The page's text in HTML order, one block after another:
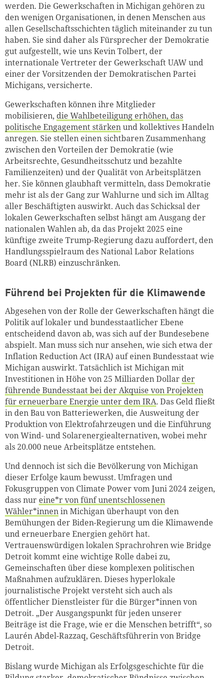
werden. Die Gewerkschaften in Michigan gehören zu
den wenigen Organisationen, in denen Menschen aus
allen Gesellschaftsschichten täglich miteinander zu tun
haben. Sie sind daher als Fürsprecher der Demokratie
gut aufgestellt, wie uns Kevin Tolbert, der
internationale Vertreter der Gewerkschaft UAW und
einer der Vorsitzenden der Demokratischen Partei
Michigans, versicherte.
Gewerkschaften können ihre Mitglieder
mobilisieren, die Wahlbeteiligung erhöhen, das
politische Engagement stärkenund kollektives Handeln
anregen. Sie stellen einen sichtbaren Zusammenhang
zwischen den Vorteilen der Demokratie (wie
Arbeitsrechte, Gesundheitsschutz und bezahlte
Familienzeiten) und der Qualität von Arbeitsplätzen
her. Sie können glaubhaft vermitteln, dass Demokratie
mehr ist als der Gang zur Wahlurne und sich im Alltag
aller Beschäftigten auswirkt. Auch das Schicksal der
lokalen Gewerkschaften selbst hängt am Ausgang der
nationalen Wahlen ab, da das Projekt 2025 eine
künftige zweite Trump-Regierung dazu auffordert, den
Handlungsspielraum des National Labor Relations
Board (NLRB) einzuschränken.
Führend bei Projekten für die Klimawende
Abgesehen von der Rolle der Gewerkschaften hängt die
Politik auf lokaler und bundesstaatlicher Ebene
entscheidend davon ab, was sich auf der Bundesebene
abspielt. Man muss sich nur ansehen, wie sich etwa der
Inflation Reduction Act (IRA) auf einen Bundesstaat wie
Michigan auswirkt. Tatsächlich ist Michigan mit
Investitionen in Höhe von 25 Milliarden Dollar der
führende Bundesstaat bei der Akquise von Projekten
für erneuerbare Energie unter dem IRA. Das Geld fließt
in den Bau von Batteriewerken, die Ausweitung der
Produktion von Elektrofahrzeugen und die Einführung
von Wind- und Solarenergiealternativen, wobei mehr
als 20.000 neue Arbeitsplätze entstehen.
Und dennoch ist sich die Bevölkerung von Michigan
dieser Erfolge kaum bewusst. Umfragen und
Fokusgruppen von Climate Power vom Juni 2024 zeigen,
dass nur eine*r von fünf unentschlossenen
Wähler*innenin Michigan überhaupt von den
Bemühungen der Biden-Regierung um die Klimawende
und erneuerbare Energien gehört hat.
Vertrauenswürdigen lokalen Sprachrohren wie Bridge
Detroit kommt eine wichtige Rolle dabei zu,
Gemeinschaften über diese komplexen politischen
Maßnahmen aufzuklären. Dieses hyperlokale
journalistische Projekt versteht sich auch als
öffentlicher Dienstleister für die Bürger*innen von
Detroit. „Der Ausgangspunkt für jeden unserer
Beiträge ist die Frage, wie er die Menschen betrifft“, so
Laurén Abdel-Razzaq, Geschäftsführerin von Bridge
Detroit.
Bislang wurde Michigan als Erfolgsgeschichte für die